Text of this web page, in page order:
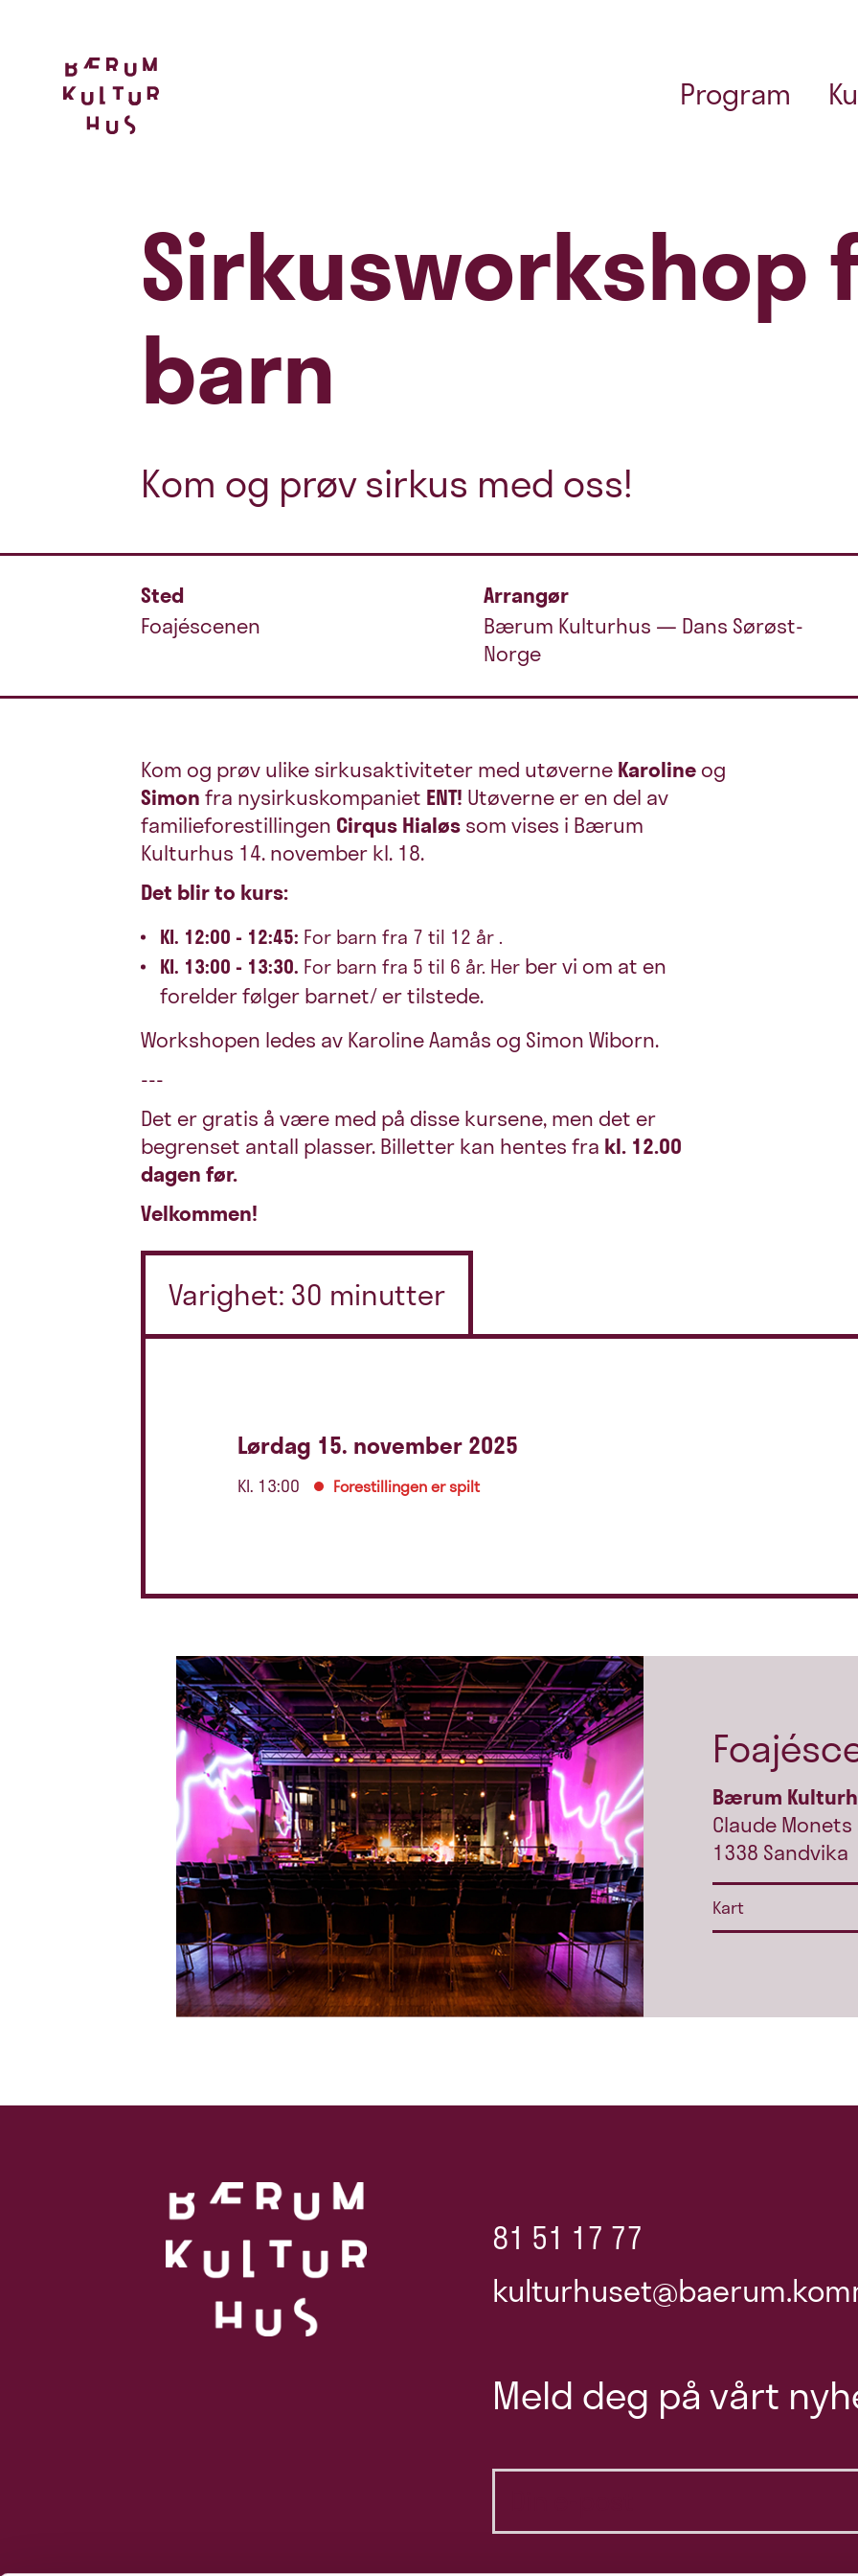
Program
Sirkusworkshop
barn
Kom og prøv sirkus med oss!
Sted
Foajéscenen
Arrangør
Bærum Kulturhus — Dans Sørøst-
Norge
Kom og prøv ulike sirkusaktiviteter med utøverne Karolineog
Simon fra nysirkuskompaniet ENT! Utøverne er en del av
familieforestillingen Cirqus Hialøs som vises i Bærum
Kulturhus 14. november kl. 18.
Det blir to kurs:
Kl. 12:00 - 12:45: For barn fra 7 til 12 år .
Kl. 13:00 - 13:30. For barn fra 5 til 6 år. Her ber vi om at en
forelder følger barnet/ er tilstede.
Workshopen ledes av Karoline Aamås og Simon Wiborn.
---
Det er gratis å være med på disse kursene, men det er
begrenset antall plasser. Billetter kan hentes fra kl. 12.00
dagen før.
Velkommen!
Varighet: 30 minutter
Lørdag 15. november 2025
Kl. 13:00 Forestillingen er spilt
Bærum
Claude Monets
1338 Sandvika
Kart
81 51 17 77
Meld deg på vårt